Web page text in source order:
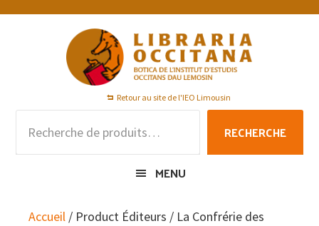
Passer
Passer
Passer
Retour au site de l'IEO Limousin
pour :
RECHERCHE
MENU
Accueil / Product Éditeurs / La Confrérie des